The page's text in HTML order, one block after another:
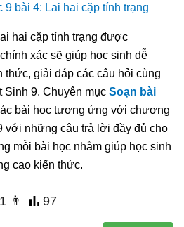
9 bài 4: Lai hai cặp tính trạng
hai cặp tính trạng được
xác sẽ giúp học sinh dễ
giải đáp các câu hỏi cùng
Sinh 9. Chuyên mục Soạn bài
bài học tương ứng với chương
với những câu trả lời đầy đủ cho
mỗi bài học nhằm giúp học sinh
cao kiến thức.
1 👨 97